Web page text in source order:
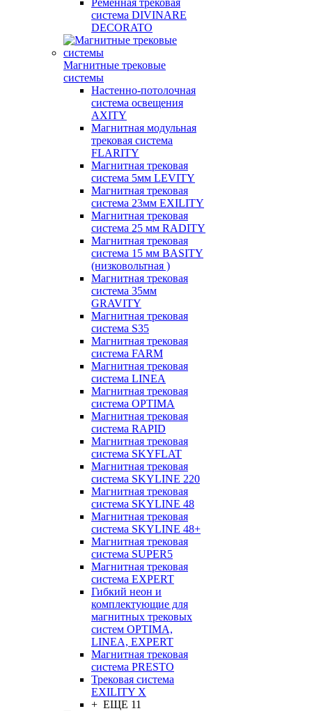
Ременная трековая
система DIVINARE
DECORATO
Магнитные трековые
системы
Настенно-потолочная
система освещения
AXITY
Магнитная модульная
трековая система
FLARITY
Магнитная трековая
система 5мм LEVITY
Магнитная трековая
система 23мм EXILITY
Магнитная трековая
система 25 мм RADITY
Магнитная трековая
система 15 мм BASITY
(низковольтная )
Магнитная трековая
система 35мм
GRAVITY
Магнитная трековая
система S35
Магнитная трековая
система FARM
Магнитная трековая
система LINEA
Магнитная трековая
система OPTIMA
Магнитная трековая
система RAPID
Магнитная трековая
система SKYFLAT
Магнитная трековая
система SKYLINE 220
Магнитная трековая
система SKYLINE 48
Магнитная трековая
система SKYLINE 48+
Магнитная трековая
система SUPER5
Магнитная трековая
система EXPERT
Гибкий неон и
комплектующие для
магнитных трековых
систем OPTIMA,
LINEA, EXPERT
Магнитная трековая
система PRESTO
Трековая система
EXILITY X
+ ЕЩЕ 11